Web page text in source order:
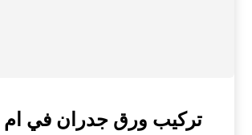
تركيب ورق جدران في ام